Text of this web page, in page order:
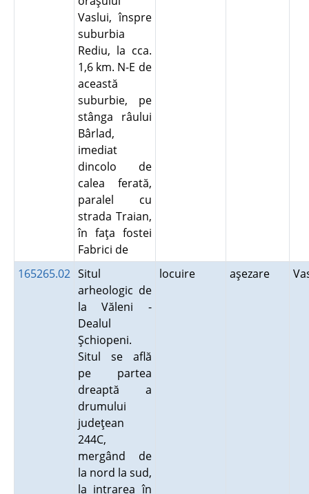
Vaslui, înspre
suburbia
Rediu, la cca.
1,6 km. N-E de
această
suburbie, pe
stânga râului
Bârlad,
imediat
dincolo de
calea ferată,
paralel cu
strada Traian,
în faţa fostei
Fabrici de
165265.02 Situl
arheologic de
la Văleni -
Dealul
Şchiopeni.
Situl se află
pe partea
dreaptă a
drumului
judeţean
244C,
mergând de
la nord la sud,
la intrarea în
locuire aşezare